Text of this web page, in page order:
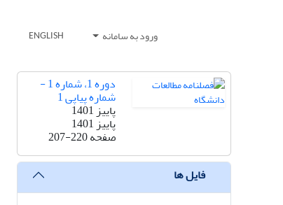
ورود به سامانه ENGLISH
دوره 1، شماره 1 -
شماره پیاپی 1
پاییز 1401
پاییز 1401
صفحه207-220
فایل ها